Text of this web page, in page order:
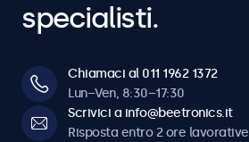
specialisti.
Chiamaci al 011 1962 1372
Lun–Ven, 8:30–17:30
Scrivici a info@beetronics.it
Risposta entro 2 ore lavorative